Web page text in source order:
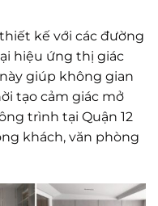
kế với các đường
hiệu ứng thị giác
giúp không gian
tạo cảm giác mở
trình tại Quận 12
khách, văn phòng